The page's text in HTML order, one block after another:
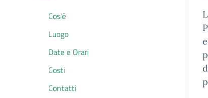
Cos'è
Luogo
Date e Orari
Costi
Contatti